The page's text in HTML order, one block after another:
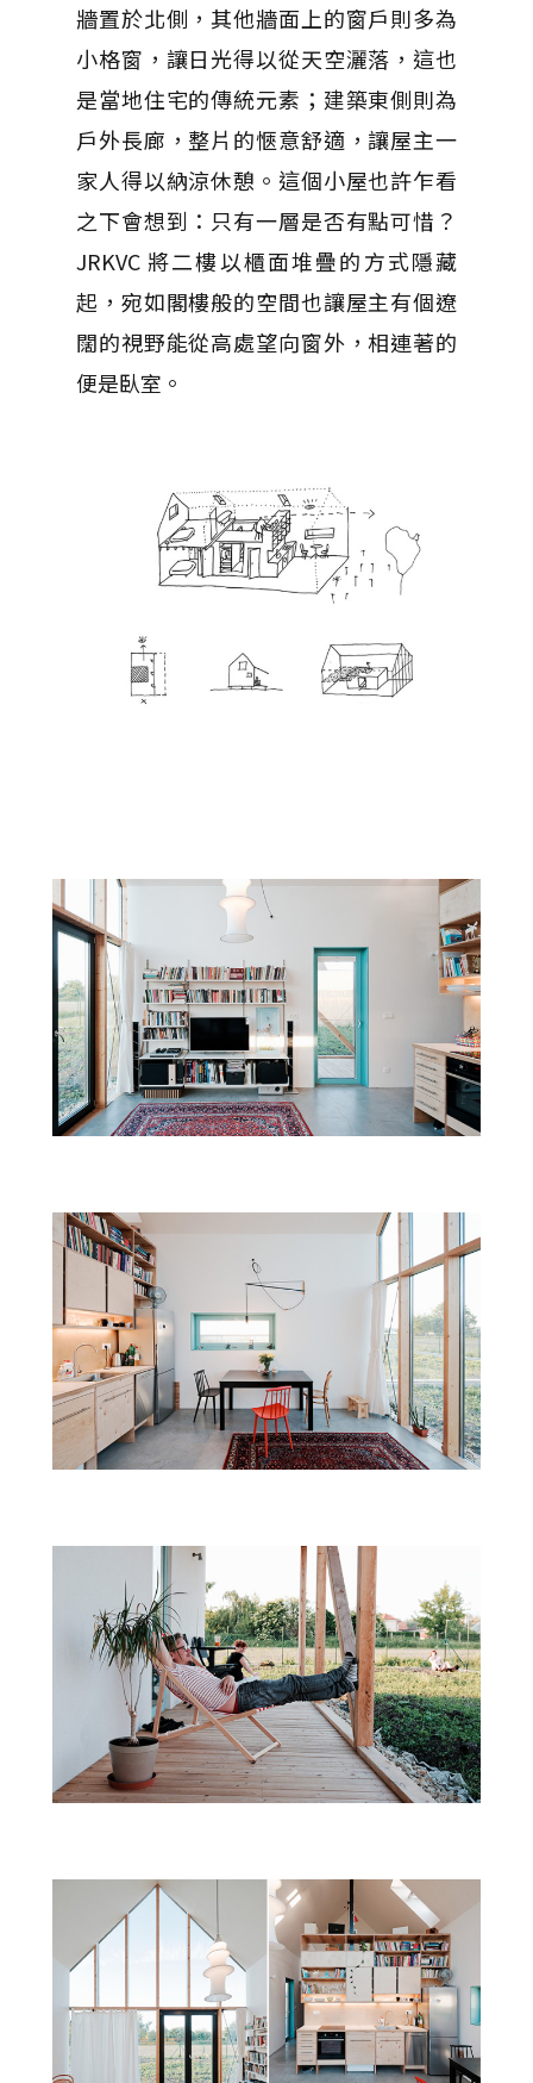
牆置於北側，其他牆面上的窗戶則多為
小格窗，讓日光得以從天空灑落，這也
是當地住宅的傳統元素；建築東側則為
戶外長廊，整片的愜意舒適，讓屋主一
家人得以納涼休憩。這個小屋也許乍看
之下會想到：只有一層是否有點可惜？
JRKVC 將二樓以櫃面堆疊的方式隱藏
起，宛如閣樓般的空間也讓屋主有個遼
闊的視野能從高處望向窗外，相連著的
便是臥室。